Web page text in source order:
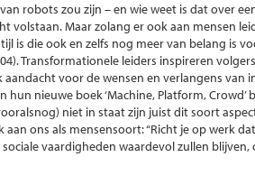
robots zou zijn – en wie weet is dat over
volstaan. Maar zolang er ook aan mensen
is die ook en zelfs nog meer van belang is
Transformationele leiders inspireren
voor de wensen en verlangens van
hun nieuwe boek ‘Machine, Platform,
niet in staat zijn juist dit soort
aan ons als mensensoort: “Richt je op werk
vaardigheden waardevol zullen